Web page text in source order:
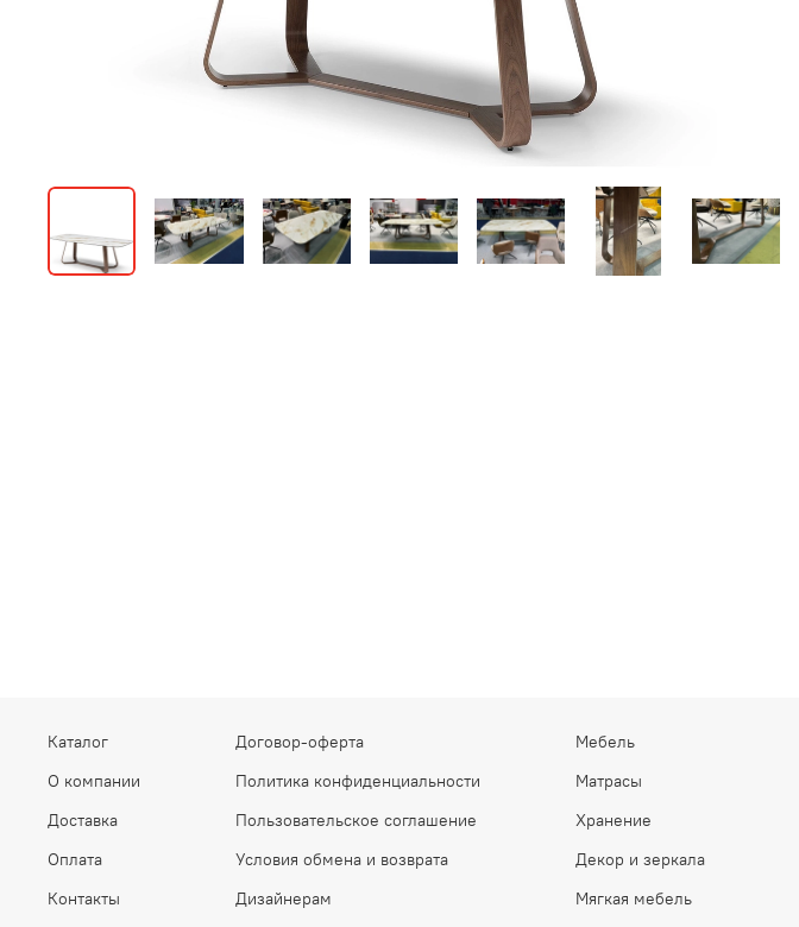
Каталог
О компании
Доставка
Оплата
Контакты
Договор-оферта
Политика конфиденциальности
Пользовательское соглашение
Условия обмена и возврата
Дизайнерам
Мебель
Матрасы
Хранение
Декор и зеркала
Мягкая мебель